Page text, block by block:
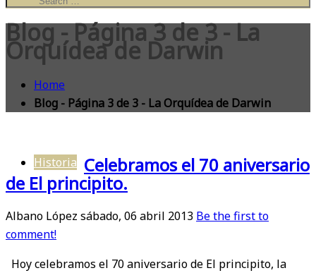
Blog - Página 3 de 3 - La
Orquídea de Darwin
Home
Blog - Página 3 de 3 - La Orquídea de Darwin
Historia Celebramos el 70 aniversario
de El principito.
Albano López sábado, 06 abril 2013 Be the first to
comment!
Hoy celebramos el 70 aniversario de El principito, la